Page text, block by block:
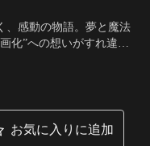
、感動の物語。夢と魔法
化”への想いがすれ違
で贈る感動のドラマ！
お気に入りに追加